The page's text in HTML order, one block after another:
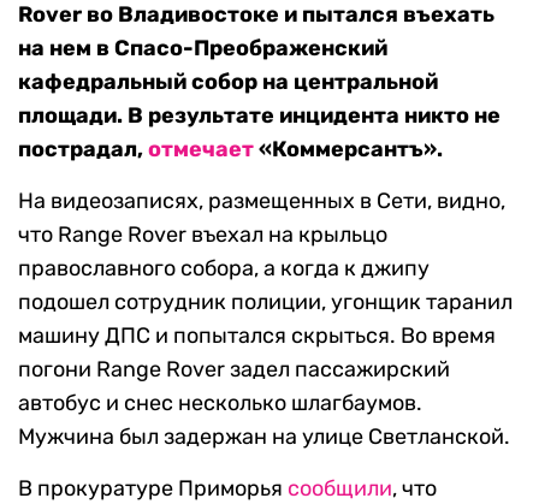
Rover во Владивостоке и пытался въехать
на нем в Спасо-Преображенский
кафедральный собор на центральной
площади. В результате инцидента никто не
пострадал,отмечает«Коммерсантъ».
На видеозаписях, размещенных в Сети, видно,
что Range Rover въехал на крыльцо
православного собора, а когда к джипу
подошел сотрудник полиции, угонщик таранил
машину ДПС и попытался скрыться. Во время
погони Range Rover задел пассажирский
автобус и снес несколько шлагбаумов.
Мужчина был задержан на улице Светланской.
В прокуратуре Приморья сообщили, что